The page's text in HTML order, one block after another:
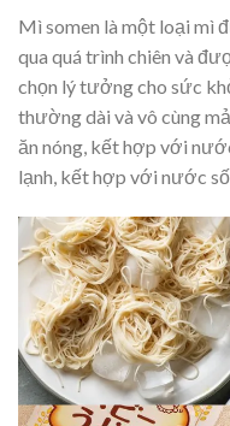
Mì somen là một loại mì
qua quá trình chiên và
chọn lý tưởng cho sức
thường dài và vô cùng
ăn nóng, kết hợp với
lạnh, kết hợp với nước